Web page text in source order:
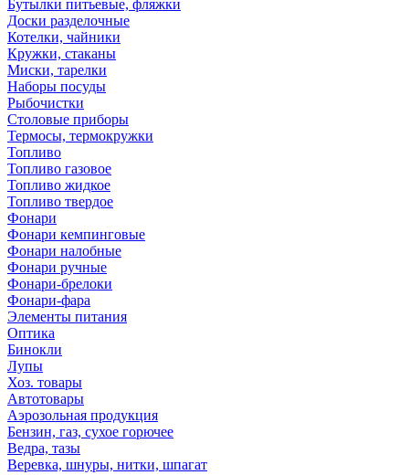
Бутылки питьевые, фляжки
Доски разделочные
Котелки, чайники
Кружки, стаканы
Миски, тарелки
Наборы посуды
Рыбочистки
Столовые приборы
Термосы, термокружки
Топливо
Топливо газовое
Топливо жидкое
Топливо твердое
Фонари
Фонари кемпинговые
Фонари налобные
Фонари ручные
Фонари-брелоки
Фонари-фара
Элементы питания
Оптика
Бинокли
Лупы
Хоз. товары
Автотовары
Аэрозольная продукция
Бензин, газ, сухое горючее
Ведра, тазы
Веревка, шнуры, нитки, шпагат